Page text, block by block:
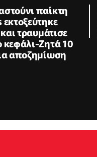
παίκτη
τραυμάτισε
κεφάλι-Ζητά 10
αποζημίωση